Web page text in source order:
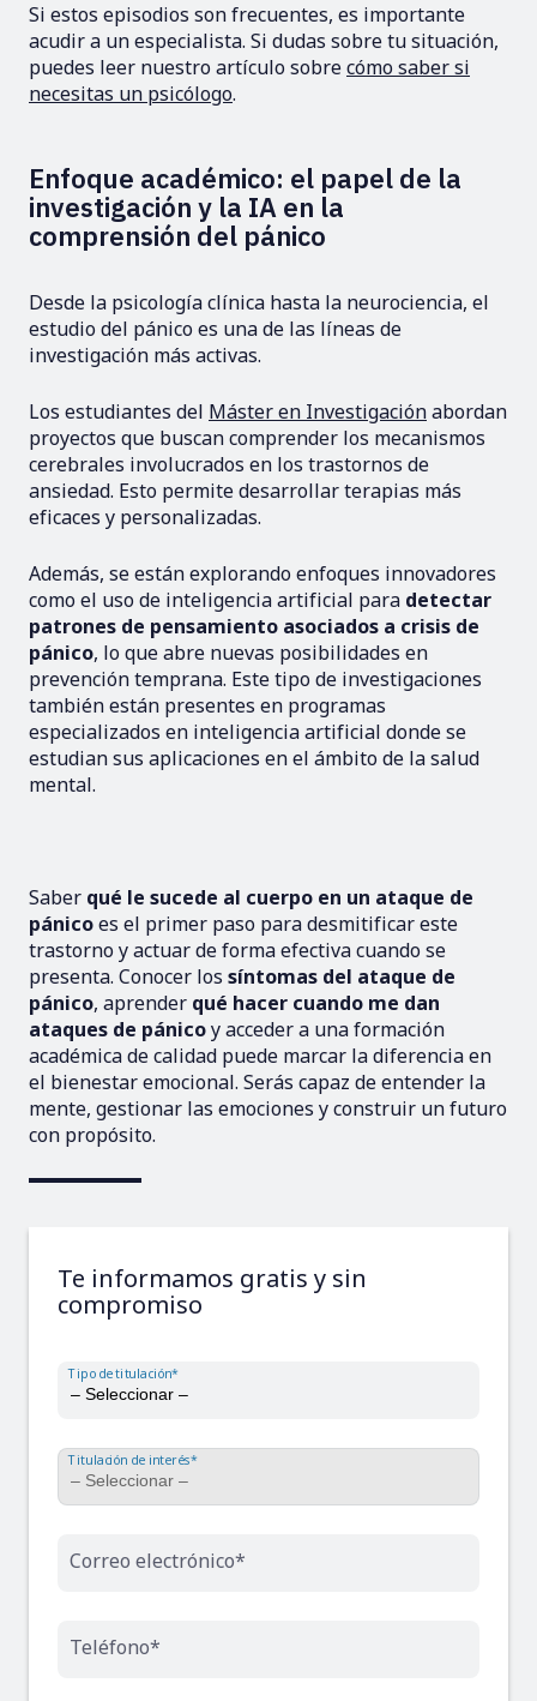
Si estos episodios son frecuentes, es importante
acudir a un especialista. Si dudas sobre tu situación,
puedes leer nuestro artículo sobrecómo saber si
necesitas un psicólogo.
Enfoque académico: el papel de la
investigación y la IA en la
comprensión del pánico
Desde la psicología clínica hasta la neurociencia, el
estudio del pánico es una de las líneas de
investigación más activas.
Los estudiantes del Máster en Investigaciónabordan
proyectos que buscan comprender los mecanismos
cerebrales involucrados en los trastornos de
ansiedad. Esto permite desarrollar terapias más
eficaces y personalizadas.
Además, se están explorando enfoques innovadores
como el uso de inteligencia artificial para detectar
patrones de pensamiento asociados a crisis de
pánico, lo que abre nuevas posibilidades en
prevención temprana. Este tipo de investigaciones
también están presentes en programas
especializados en inteligencia artificial donde se
estudian sus aplicaciones en el ámbito de la salud
mental.
Saber qué le sucede al cuerpo en un ataque de
pánicoes el primer paso para desmitificar este
trastorno y actuar de forma efectiva cuando se
presenta. Conocer los síntomas del ataque de
pánico, aprender qué hacer cuando me dan
ataques de pánicoy acceder a una formación
académica de calidad puede marcar la diferencia en
el bienestar emocional. Serás capaz de entender la
mente, gestionar las emociones y construir un futuro
con propósito.
Te informamos gratis y sin
compromiso
Tipo de titulación*
Titulación de interés*
Correo electrónico*
Teléfono*